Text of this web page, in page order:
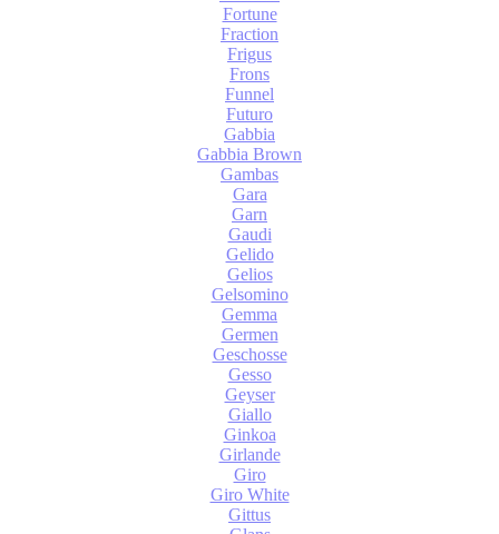
Fortune
Fraction
Frigus
Frons
Funnel
Futuro
Gabbia
Gabbia Brown
Gambas
Gara
Garn
Gaudi
Gelido
Gelios
Gelsomino
Gemma
Germen
Geschosse
Gesso
Geyser
Giallo
Ginkoa
Girlande
Giro
Giro White
Gittus